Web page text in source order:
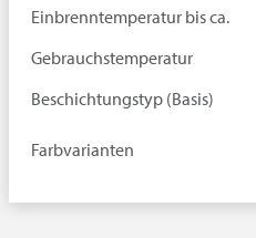
Einbrenntemperatur bis ca.
Gebrauchstemperatur
Beschichtungstyp (Basis)
Farbvarianten